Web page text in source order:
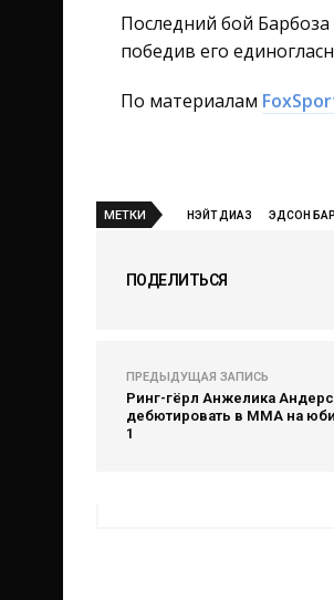
Последний бой
победив его
По материалам
МЕТКИ НЭЙТ ДИАЗ ЭДСОН
ПОДЕЛИТЬСЯ
ПРЕДЫДУЩАЯ ЗАПИСЬ
Ринг-гёрл Анжелика
дебютировать в ММА на
1